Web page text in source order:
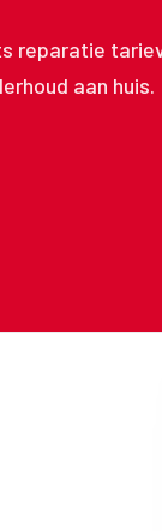
reparatie
aan huis.